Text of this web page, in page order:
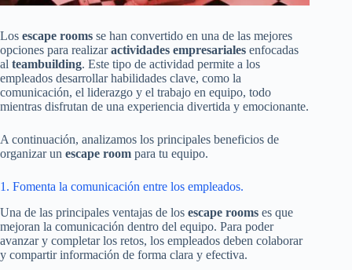
Los escape rooms se han convertido en una de las mejores
opciones para realizaractividades empresariales enfocadas
al teambuilding. Este tipo de actividad permite a los
empleados desarrollar habilidades clave, como la
comunicación, el liderazgo y el trabajo en equipo, todo
mientras disfrutan de una experiencia divertida y emocionante.
A continuación, analizamos los principales beneficios de
organizar un escape room para tu equipo.
1. Fomenta la comunicación entre los empleados.
Una de las principales ventajas de los escape rooms es que
mejoran la comunicación dentro del equipo. Para poder
avanzar y completar los retos, los empleados deben colaborar
y compartir información de forma clara y efectiva.